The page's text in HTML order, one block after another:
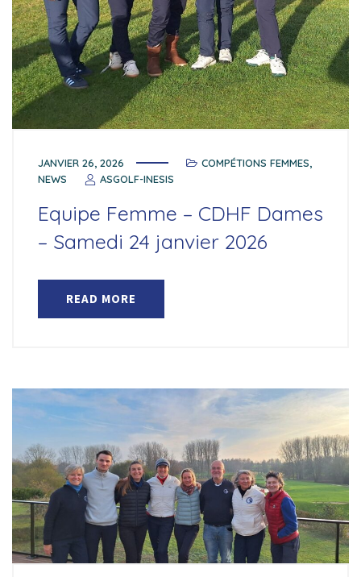
JANVIER 26, 2026 COMPÉTIONS FEMMES,
NEWS
ASGOLF-INESIS
Equipe Femme – CDHF Dames
– Samedi 24 janvier 2026
READ MORE